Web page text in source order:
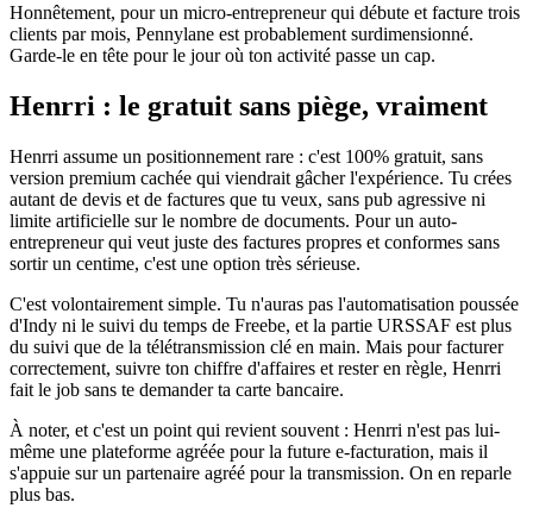
Honnêtement, pour un micro-entrepreneur qui débute et facture trois
clients par mois, Pennylane est probablement surdimensionné.
Garde-le en tête pour le jour où ton activité passe un cap.
Henrri : le gratuit sans piège, vraiment
Henrri assume un positionnement rare : c'est 100% gratuit, sans
version premium cachée qui viendrait gâcher l'expérience. Tu crées
autant de devis et de factures que tu veux, sans pub agressive ni
limite artificielle sur le nombre de documents. Pour un auto-
entrepreneur qui veut juste des factures propres et conformes sans
sortir un centime, c'est une option très sérieuse.
C'est volontairement simple. Tu n'auras pas l'automatisation poussée
d'Indy ni le suivi du temps de Freebe, et la partie URSSAF est plus
du suivi que de la télétransmission clé en main. Mais pour facturer
correctement, suivre ton chiffre d'affaires et rester en règle, Henrri
fait le job sans te demander ta carte bancaire.
À noter, et c'est un point qui revient souvent : Henrri n'est pas lui-
même une plateforme agréée pour la future e-facturation, mais il
s'appuie sur un partenaire agréé pour la transmission. On en reparle
plus bas.